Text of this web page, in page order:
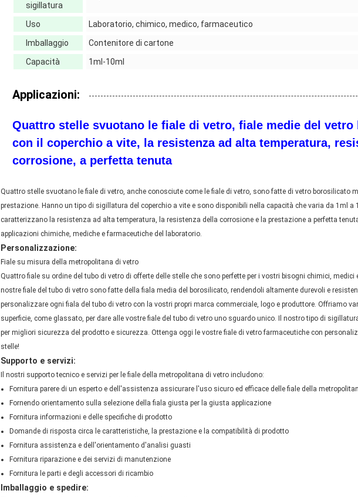
sigillatura
Uso
Laboratorio, chimico, medico, farmaceutico
Imballaggio
Contenitore di cartone
Capacità
1ml-10ml
Applicazioni:
Quattro stelle svuotano le fiale di vetro, fiale medie del
con il coperchio a vite, la resistenza ad alta temperatura,
corrosione, a perfetta tenuta
Quattro stelle svuotano le fiale di vetro, anche conosciute come le fiale di vetro, sono fatte di vetro borosilicato
prestazione. Hanno un tipo di sigillatura del coperchio a vite e sono disponibili nella capacità che varia da 1ml a
caratterizzano la resistenza ad alta temperatura, la resistenza della corrosione e la prestazione a perfetta
applicazioni chimiche, mediche e farmaceutiche del laboratorio.
Personalizzazione:
Fiale su misura della metropolitana di vetro
Quattro fiale su ordine del tubo di vetro di offerte delle stelle che sono perfette per i vostri bisogni chimici, medici
nostre fiale del tubo di vetro sono fatte della fiala media del borosilicato, rendendoli altamente durevoli e
personalizzare ogni fiala del tubo di vetro con la vostri propri marca commerciale, logo e produttore. Offriamo
superficie, come glassato, per dare alle vostre fiale del tubo di vetro uno sguardo unico. Il nostro tipo di
per migliori sicurezza del prodotto e sicurezza. Ottenga oggi le vostre fiale di vetro farmaceutiche con
stelle!
Supporto e servizi:
Il nostri supporto tecnico e servizi per le fiale della metropolitana di vetro includono:
Fornitura parere di un esperto e dell'assistenza assicurare l'uso sicuro ed efficace delle fiale della
Fornendo orientamento sulla selezione della fiala giusta per la giusta applicazione
Fornitura informazioni e delle specifiche di prodotto
Domande di risposta circa le caratteristiche, la prestazione e la compatibilità di prodotto
Fornitura assistenza e dell'orientamento d'analisi guasti
Fornitura riparazione e dei servizi di manutenzione
Fornitura le parti e degli accessori di ricambio
Imballaggio e spedire: